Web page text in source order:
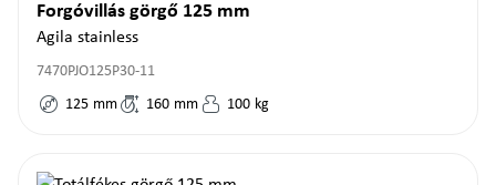
Forgóvillás görgő 125 mm
Agila stainless
7470PJO125P30-11
125 mm 160 mm 100 kg